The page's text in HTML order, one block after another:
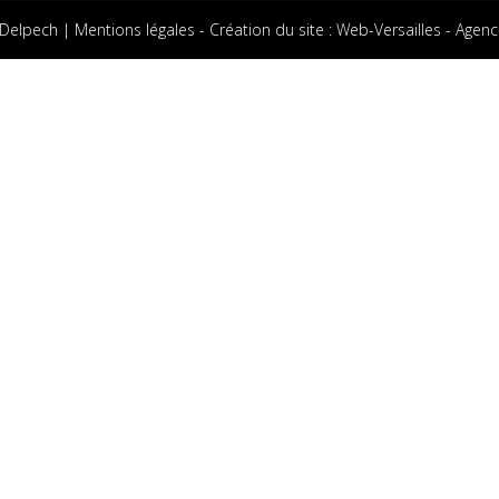
| Mentions légales - Création du site : Web-Versailles -